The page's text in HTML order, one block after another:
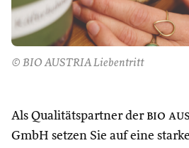
© BIO AUSTRIA Liebentritt
Als Qualitätspartner der bio
GmbH setzen Sie auf eine